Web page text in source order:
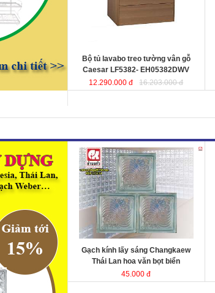
tối giản hiện đại. Thể hiện chất lượng
thẩm mỹ của không gian phòng tắm.
: 500x800x100 mm.
Bộ tủ lavabo treo tường vân gỗ
Caesar LF5382- EH05382DWV
12.290.000 đ
16.203.000 đ
Gạch kính lấy sáng Changkaew
gạch
kính Thái Lan
Kích thước
Đóng gói
Gạch kính lấy sáng Changkaew
Thái Lan hoa văn bọt biển
45.000 đ